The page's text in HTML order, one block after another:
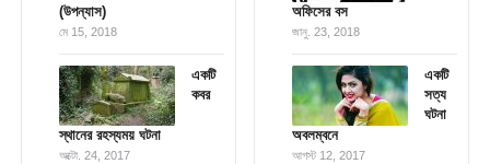
(উপন্যাস)
মে 15, 2018
এক‌টি
কবর
স্থানের রহস্যময় ঘটনা
অক্টো. 24, 2017
অফিসের বস
জানু. 23, 2018
একটি
সত্য
ঘটনা
অবলম্বনে
আগস্ট 12, 2017